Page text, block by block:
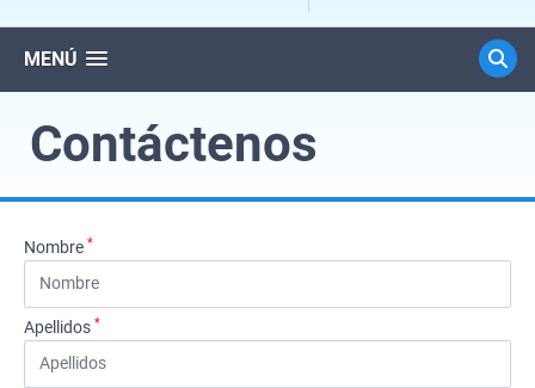
MENÚ
Contáctenos
Nombre *
Apellidos *